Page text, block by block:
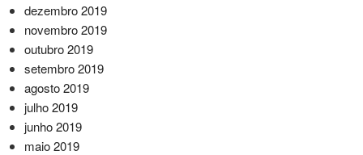
dezembro 2019
novembro 2019
outubro 2019
setembro 2019
agosto 2019
julho 2019
junho 2019
maio 2019